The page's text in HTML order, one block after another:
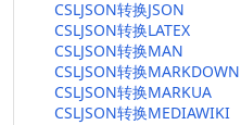
CSLJSON转换JSON
CSLJSON转换LATEX
CSLJSON转换MAN
CSLJSON转换MARKDOWN
CSLJSON转换MARKUA
CSLJSON转换MEDIAWIKI